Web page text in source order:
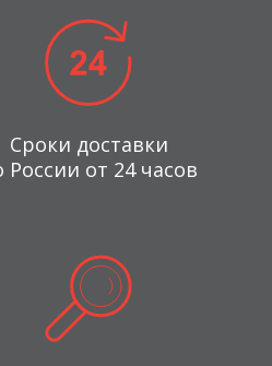
Сроки доставки
России от 24 часов